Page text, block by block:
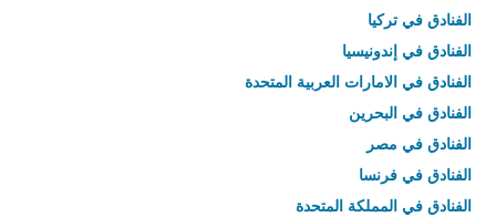
الفنادق في تركيا
الفنادق في إندونيسيا
الفنادق في الامارات العربية المتحدة
الفنادق في البحرين
الفنادق في مصر
الفنادق في فرنسا
الفنادق في المملكة المتحدة